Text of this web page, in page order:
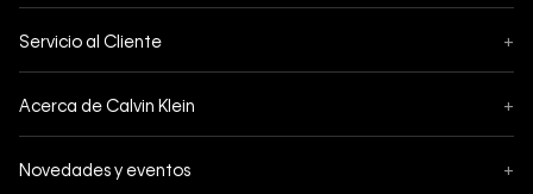
Formas de Pago
Servicio al Cliente +
¿Cómo comprar?
Acerca de Calvin Klein +
Novedades y eventos +